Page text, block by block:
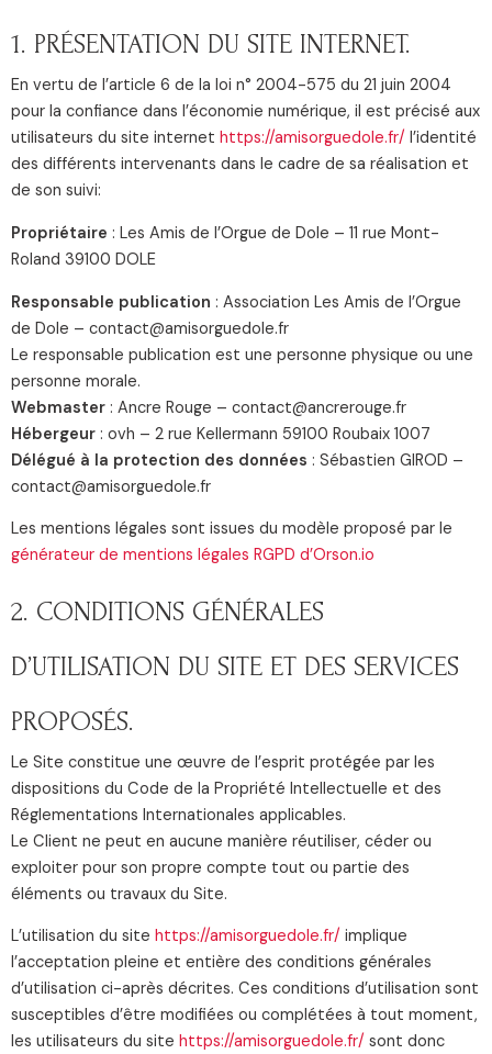
1. PRÉSENTATION DU SITE INTERNET.
En vertu de l’article 6 de la loi n° 2004-575 du 21 juin 2004
pour la confiance dans l’économie numérique, il est précisé aux
utilisateurs du site internet https://amisorguedole.fr/ l’identité
des différents intervenants dans le cadre de sa réalisation et
de son suivi:
Propriétaire : Les Amis de l’Orgue de Dole – 11 rue Mont-
Roland 39100 DOLE
Responsable publication : Association Les Amis de l’Orgue
de Dole – contact@amisorguedole.fr
Le responsable publication est une personne physique ou une
personne morale.
Webmaster : Ancre Rouge – contact@ancrerouge.fr
Hébergeur : ovh – 2 rue Kellermann 59100 Roubaix 1007
Délégué à la protection des données : Sébastien GIROD –
contact@amisorguedole.fr
Les mentions légales sont issues du modèle proposé par le
générateur de mentions légales RGPD d’Orson.io
2. CONDITIONS GÉNÉRALES
D’UTILISATION DU SITE ET DES SERVICES
PROPOSÉS.
Le Site constitue une œuvre de l’esprit protégée par les
dispositions du Code de la Propriété Intellectuelle et des
Réglementations Internationales applicables.
Le Client ne peut en aucune manière réutiliser, céder ou
exploiter pour son propre compte tout ou partie des
éléments ou travaux du Site.
L’utilisation du site https://amisorguedole.fr/ implique
l’acceptation pleine et entière des conditions générales
d’utilisation ci-après décrites. Ces conditions d’utilisation sont
susceptibles d’être modifiées ou complétées à tout moment,
les utilisateurs du site https://amisorguedole.fr/ sont donc